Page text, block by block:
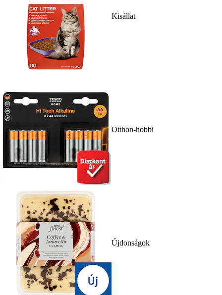
Kisállat
Otthon-hobbi
Újdonságok